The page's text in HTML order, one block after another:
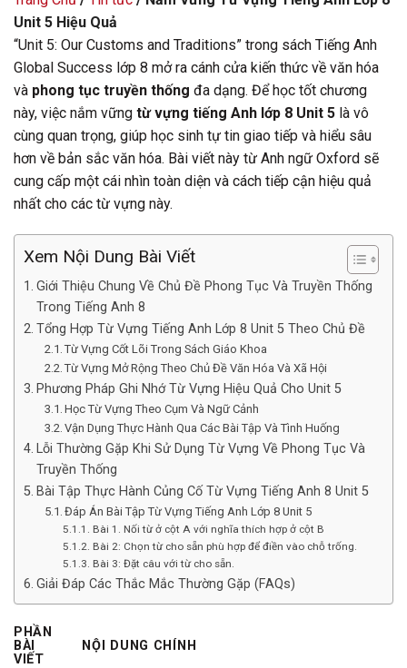
Unit 5 Hiệu Quả
“Unit 5: Our Customs and Traditions” trong sách Tiếng Anh
Global Success lớp 8 mở ra cánh cửa kiến thức về văn hóa
và phong tục truyền thống đa dạng. Để học tốt chương
này, việc nắm vững từ vựng tiếng Anh lớp 8 Unit 5 là vô
cùng quan trọng, giúp học sinh tự tin giao tiếp và hiểu sâu
hơn về bản sắc văn hóa. Bài viết này từ Anh ngữ Oxford sẽ
cung cấp một cái nhìn toàn diện và cách tiếp cận hiệu quả
nhất cho các từ vựng này.
Xem Nội Dung Bài Viết
Giới Thiệu Chung Về Chủ Đề Phong Tục Và Truyền Thống
Trong Tiếng Anh 8
Tổng Hợp Từ Vựng Tiếng Anh Lớp 8 Unit 5 Theo Chủ Đề
Từ Vựng Cốt Lõi Trong Sách Giáo Khoa
Từ Vựng Mở Rộng Theo Chủ Đề Văn Hóa Và Xã Hội
Phương Pháp Ghi Nhớ Từ Vựng Hiệu Quả Cho Unit 5
Học Từ Vựng Theo Cụm Và Ngữ Cảnh
Vận Dụng Thực Hành Qua Các Bài Tập Và Tình Huống
Lỗi Thường Gặp Khi Sử Dụng Từ Vựng Về Phong Tục Và
Truyền Thống
Bài Tập Thực Hành Củng Cố Từ Vựng Tiếng Anh 8 Unit 5
Đáp Án Bài Tập Từ Vựng Tiếng Anh Lớp 8 Unit 5
Bài 1. Nối từ ở cột A với nghĩa thích hợp ở cột B
Bài 2: Chọn từ cho sẵn phù hợp để điền vào chỗ trống.
Bài 3: Đặt câu với từ cho sẵn.
Giải Đáp Các Thắc Mắc Thường Gặp (FAQs)
PHẦN
BÀI
VIẾT
NỘI DUNG CHÍNH